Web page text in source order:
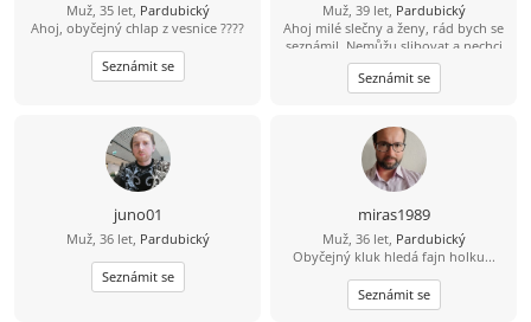
Muž, 35 let, Pardubický
Ahoj, obyčejný chlap z vesnice ????
Seznámit se
Muž, 39 let, Pardubický
Ahoj milé slečny a ženy, rád bych se
seznámil. Nemůžu slibovat a nechci
hory doly a modré z nebes. To, jaký
vztah se časem vyvine, ukáže až
osobní schůzka a čas. Jsem
možná o něco víc, než je normální.
Rád jezdím a trávím čas u vody,
paddleboard mám v oblibě atd.
Mám rád procházky, výlety autem,
případně bych rád někdy i
zakempoval a podle možností
přenocoval v přírodě v autě. Mám
rád hudbu, ta mi dává energii. Z
filmů mě baví sci-fi, fantasy,
dobrodružné a podle skutečné
události – zkrátka asi všechno kromě
Seznámit se
juno01
Muž, 36 let, Pardubický
Seznámit se
miras1989
Muž, 36 let, Pardubický
Obyčejný kluk hledá fajn holku...
Seznámit se